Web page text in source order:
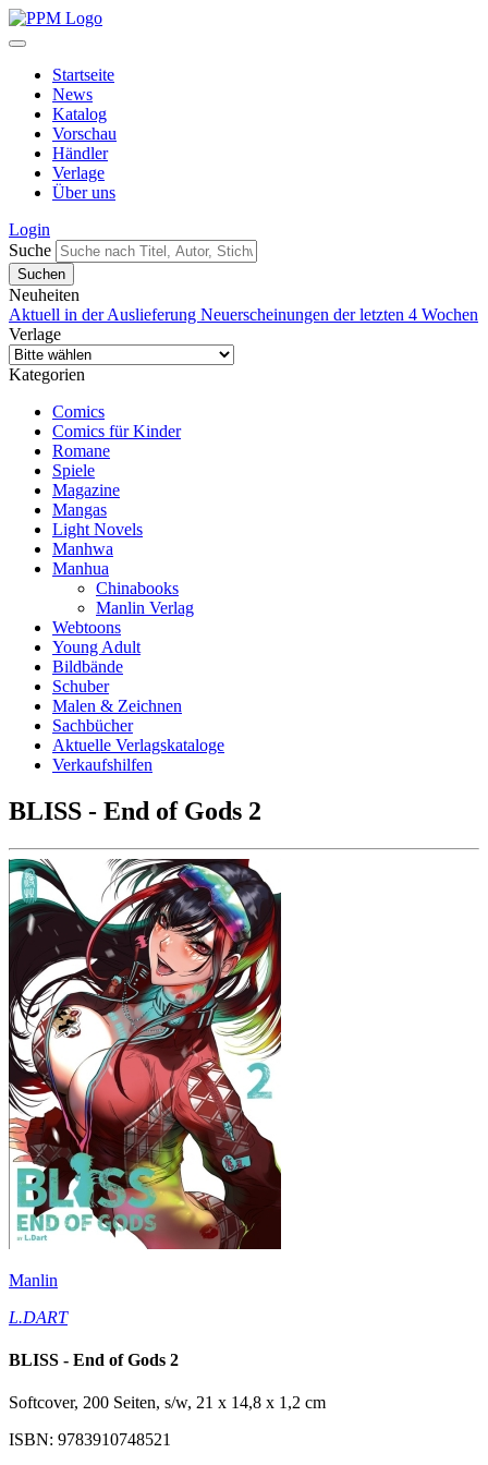
Startseite
News
Katalog
Vorschau
Händler
Verlage
Über uns
Login
Suche
Neuheiten
Aktuell in der Auslieferung Neuerscheinungen der letzten 4 Wochen
Verlage
Kategorien
Comics
Comics für Kinder
Romane
Spiele
Magazine
Mangas
Light Novels
Manhwa
Manhua
Chinabooks
Manlin Verlag
Webtoons
Young Adult
Bildbände
Schuber
Malen & Zeichnen
Sachbücher
Aktuelle Verlagskataloge
Verkaufshilfen
BLISS - End of Gods 2
Manlin
L.DART
BLISS - End of Gods 2
Softcover, 200 Seiten, s/w, 21 x 14,8 x 1,2 cm
ISBN: 9783910748521